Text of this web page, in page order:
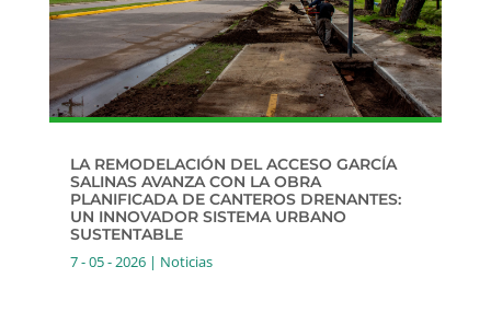
LA REMODELACIÓN DEL ACCESO GARCÍA
SALINAS AVANZA CON LA OBRA
PLANIFICADA DE CANTEROS DRENANTES:
UN INNOVADOR SISTEMA URBANO
SUSTENTABLE
7 - 05 - 2026| Noticias